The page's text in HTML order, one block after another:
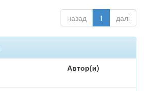
назад 1 далі
Автор(и)